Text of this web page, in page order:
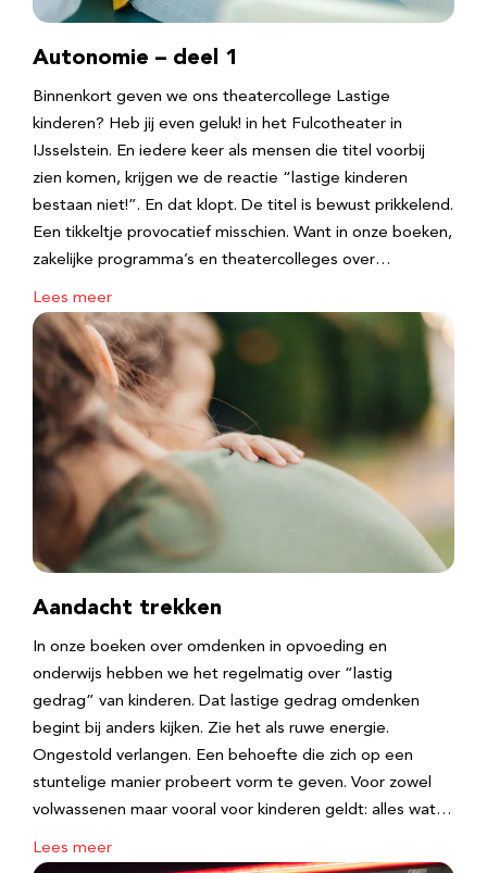
Autonomie – deel 1
Binnenkort geven we ons theatercollege Lastige
kinderen? Heb jij even geluk! in het Fulcotheater in
IJsselstein. En iedere keer als mensen die titel voorbij
zien komen, krijgen we de reactie “lastige kinderen
bestaan niet!”. En dat klopt. De titel is bewust prikkelend.
Een tikkeltje provocatief misschien. Want in onze boeken,
zakelijke programma’s en theatercolleges over…
Lees meer
Aandacht trekken
In onze boeken over omdenken in opvoeding en
onderwijs hebben we het regelmatig over “lastig
gedrag” van kinderen. Dat lastige gedrag omdenken
begint bij anders kijken. Zie het als ruwe energie.
Ongestold verlangen. Een behoefte die zich op een
stuntelige manier probeert vorm te geven. Voor zowel
volwassenen maar vooral voor kinderen geldt: alles wat…
Lees meer